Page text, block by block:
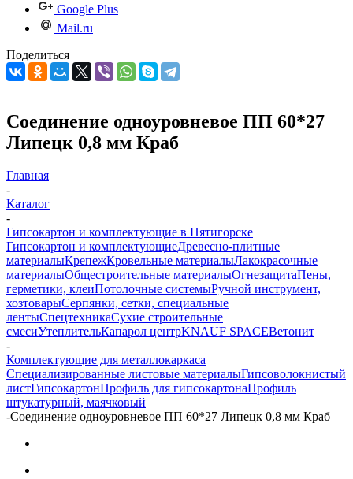
Google Plus
Mail.ru
Поделиться
Соединение одноуровневое ПП 60*27
Липецк 0,8 мм Краб
Главная
-
Каталог
-
Гипсокартон и комплектующие в Пятигорске
Гипсокартон и комплектующиеДревесно-плитные
материалыКрепежКровельные материалыЛакокрасочные
материалыОбщестроительные материалыОгнезащитаПены,
герметики, клеиПотолочные системыРучной инструмент,
хозтоварыСерпянки, сетки, специальные
лентыСпецтехникаСухие строительные
смесиУтеплительКапарол центрKNAUF SPACEВетонит
-
Комплектующие для металлокаркаса
Специализированные листовые материалыГипсоволокнистый
листГипсокартонПрофиль для гипсокартонаПрофиль
штукатурный, маячковый
-Соединение одноуровневое ПП 60*27 Липецк 0,8 мм Краб